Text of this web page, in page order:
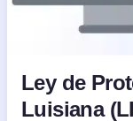
Ley de
Luisiana